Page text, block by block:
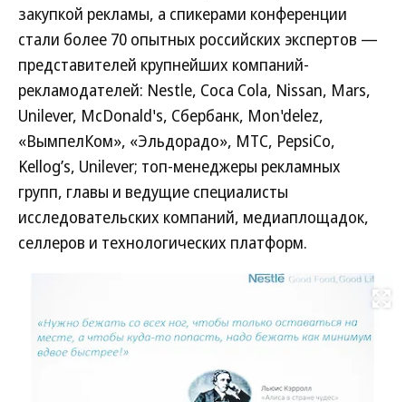
закупкой рекламы, а спикерами конференции
стали более 70 опытных российских экспертов —
представителей крупнейших компаний-
рекламодателей: Nestle, Coca Cola, Nissan, Mars,
Unilever, McDonald's, Сбербанк, Mon'delez,
«ВымпелКом», «Эльдорадо», МТС, PepsiCo,
Kellog’s, Unilever; топ-менеджеры рекламных
групп, главы и ведущие специалисты
исследовательских компаний, медиаплощадок,
селлеров и технологических платформ.